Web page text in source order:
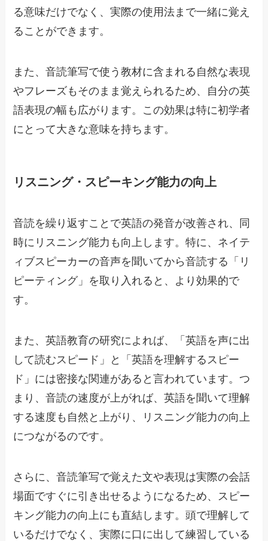
る意味だけでなく、実際の使用法まで一緒に覚え
ることができます。
また、音読筆写で使う教材に含まれる自然な表現
やフレーズもそのまま覚えられるため、自分の英
語表現の幅も広がります。この効果は特に初学者
にとって大きな意味を持ちます。
リスニング・スピーキング能力の向上
音読を繰り返すことで英語の発音が改善され、同
時にリスニング能力も向上します。特に、ネイテ
ィブスピーカーの音声を聞いてから音読する「リ
ピーティング」を取り入れると、より効果的で
す。
また、英語教育の研究によれば、「英語を声に出
して読むスピード」と「英語を理解するスピー
ド」には密接な関連があると言われています。つ
まり、音読の速度が上がれば、英語を聞いて理解
する速度も自然と上がり、リスニング能力の向上
につながるのです。
さらに、音読筆写で覚えた文や表現は実際の会話
場面ですぐに引き出せるようになるため、スピー
キング能力の向上にも直結します。頭で理解して
いるだけでなく、実際に口に出して練習している